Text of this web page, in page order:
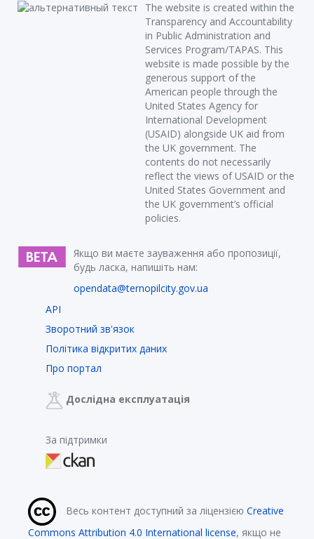
The website is created within the
Transparency and Accountability
in Public Administration and
Services Program/TAPAS. This
website is made possible by the
generous support of the
American people through the
United States Agency for
International Development
(USAID) alongside UK aid from
the UK government. The
contents do not necessarily
reflect the views of USAID or the
United States Government and
the UK government’s official
policies.
Якщо ви маєте зауваження або пропозиції,
будь ласка, напишіть нам:
opendata@ternopilcity.gov.ua
API
Зворотний зв'язок
Політика відкритих даних
Про портал
Дослідна експлуатація
За підтримки
Весь контент доступний за ліцензією Creative
Commons Attribution 4.0 International license, якщо не